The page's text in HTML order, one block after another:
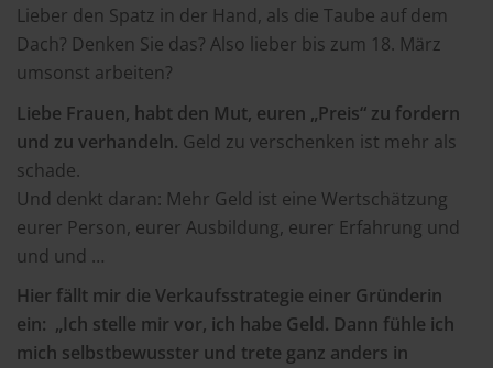
Lieber den Spatz in der Hand, als die Taube auf dem
Dach? Denken Sie das? Also lieber bis zum 18. März
umsonst arbeiten?
Liebe Frauen, habt den Mut, euren „Preis“ zu fordern
und zu verhandeln. Geld zu verschenken ist mehr als
schade.
Und denkt daran: Mehr Geld ist eine Wertschätzung
eurer Person, eurer Ausbildung, eurer Erfahrung und
und und …
Hier fällt mir die Verkaufsstrategie einer Gründerin
ein: „Ich stelle mir vor, ich habe Geld. Dann fühle ich
mich selbstbewusster und trete ganz anders in